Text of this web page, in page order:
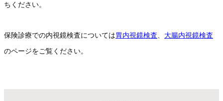
ちください。
保険診療での内視鏡検査については 胃内視鏡検査 大腸内視鏡検査
のページをご覧ください。